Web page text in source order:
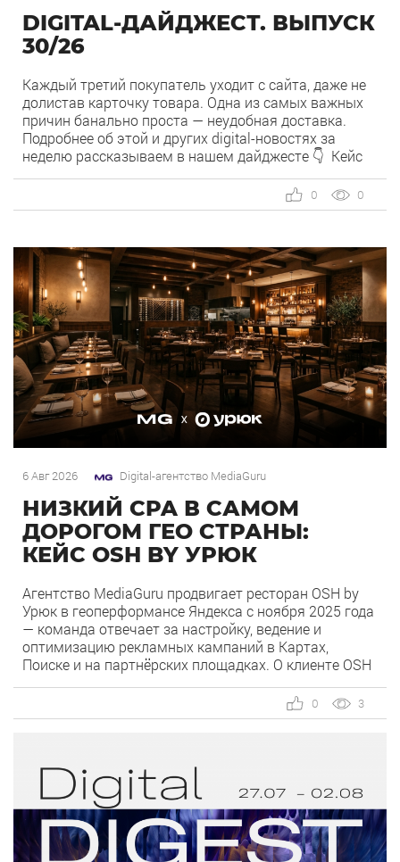
DIGITAL-ДАЙДЖЕСТ. ВЫПУСК
30/26
Каждый третий покупатель уходит с сайта, даже не
долистав карточку товара. Одна из самых важных
причин банально проста — неудобная доставка.
Подробнее об этой и других digital-новостях за
неделю рассказываем в нашем дайджесте 👇 Кейс
дорогом гео страны. Агентство продвигает ресторан
OSH by Урюк в геоперформансе […]
0
0
6 Авг 2026 Digital-агентство MediaGuru
НИЗКИЙ CPA В САМОМ
ДОРОГОМ ГЕО СТРАНЫ:
КЕЙС OSH BY УРЮК
Агентство MediaGuru продвигает ресторан OSH by
Урюк в геоперформансе Яндекса с ноября 2025 года
— команда отвечает за настройку, ведение и
оптимизацию рекламных кампаний в Картах,
Поиске и на партнёрских площадках. О клиенте OSH
2025 года и объединивший концепцию дубайского
OSH с сетью «Урюк». Концепт строится […]
3
0